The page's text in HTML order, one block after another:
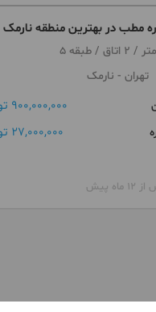
مطب در بهترین منطقه نارمک
تهران - نارمک
900,000,000 تومان
27,000,000 تومان
ماه پیش